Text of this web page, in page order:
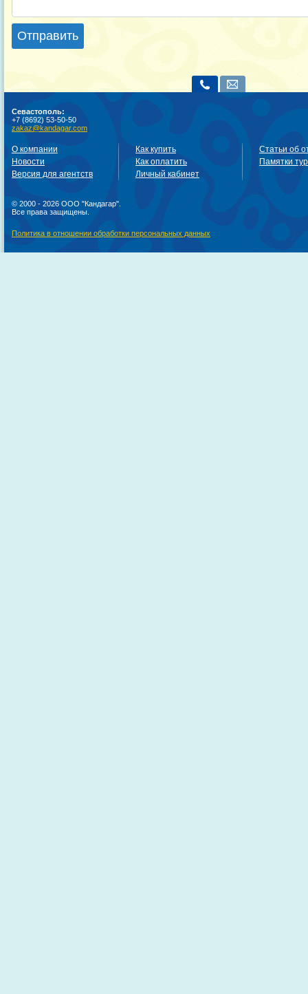
Отправить
Севастополь:
+7 (8692) 53-50-50
zakaz@kandagar.com
О компании
Новости
Версия для агентств
Как купить
Как оплатить
Личный кабинет
Статьи об
Памятки
© 2000 - 2026 ООО "Кандагар".
Все права защищены.
Политика в отношении обработки персональных данных